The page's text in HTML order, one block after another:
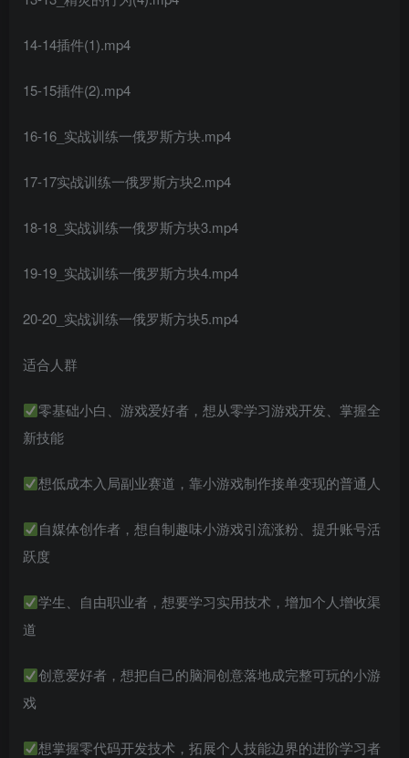
14-14插件(1).mp4
15-15插件(2).mp4
16-16_实战训练一俄罗斯方块.mp4
17-17实战训练一俄罗斯方块2.mp4
18-18_实战训练一俄罗斯方块3.mp4
19-19_实战训练一俄罗斯方块4.mp4
20-20_实战训练一俄罗斯方块5.mp4
适合人群
零基础小白、游戏爱好者，想从零学习游戏开发、掌握全
新技能
想低成本入局副业赛道，靠小游戏制作接单变现的普通人
自媒体创作者，想自制趣味小游戏引流涨粉、提升账号活
跃度
学生、自由职业者，想要学习实用技术，增加个人增收渠
道
创意爱好者，想把自己的脑洞创意落地成完整可玩的小游
戏
想掌握零代码开发技术，拓展个人技能边界的进阶学习者